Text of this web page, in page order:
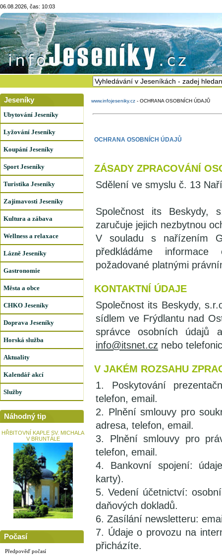
06.08.2026, čas: 10:03
Jeseníky
Ubytování Jeseníky
Lyžování Jeseníky
Koupání Jeseníky
Sport Jeseníky
Turistika Jeseníky
Zajímavosti Jeseníky
Kultura a zábava
Wellness a relaxace
Lázně Jeseníky
Gastronomie
Města a obce
CHKO Jeseníky
Doprava Jeseníky
Horská služba
Aktuality
Kalendář akcí
Služby
Náhodný tip
HŘBITOVNÍ KAPLE SV. MICHALA
V BRUNTÁLE
Počasí
Předpověď počasí
www.infojeseniky.cz - OCHRANA OSOBNÍCH ÚDAJŮ
OCHRANA OSOBNÍCH ÚDAJŮ
ZÁSADY ZPRACOVÁNÍ
Sdělení ve smyslu č. 13
Společnost its Beskydy,
zaručuje jejich nezbytnou
V souladu s nařízením
předkládáme
požadované platnými
KONTAKTNÍ ÚDAJE
Společnost its Beskydy,
sídlem ve Frýdlantu nad
správce osobních údajů
info@itsnet.cz nebo
V JAKÉM ROZSAHU
1. Poskytování
telefon, email.
2. Plnění smlouvy pro
adresa, telefon, email.
3. Plnění smlouvy pro
telefon, email.
4. Bankovní spojení:
karty).
5. Vedení účetnictví:
daňových dokladů.
6. Zasílání newsletteru:
7. Údaje o provozu na
přicházíte.